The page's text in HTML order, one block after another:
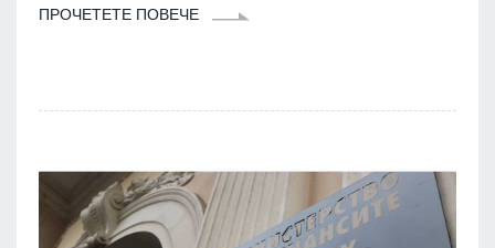
ПРОЧЕТЕТЕ ПОВЕЧЕ